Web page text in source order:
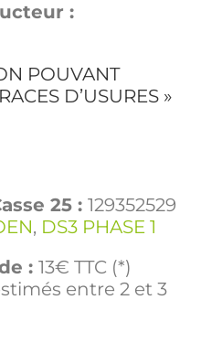
:
POUVANT
D’USURES »
25 : 129352529
, DS3 PHASE 1
: 13€ TTC (*)
entre 2 et 3